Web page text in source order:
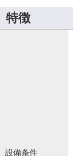
特徴
設備条件